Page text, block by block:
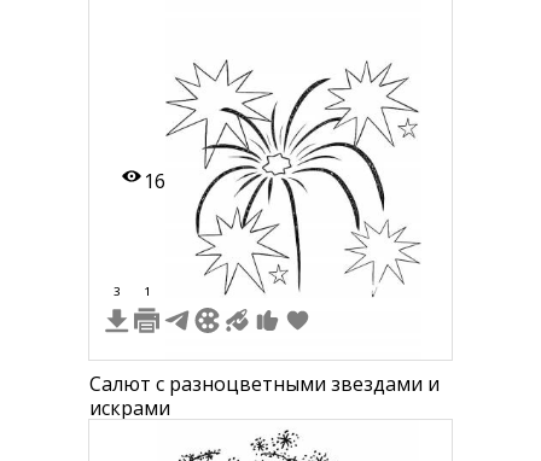
16
3 1
Салют с разноцветными звездами и
искрами